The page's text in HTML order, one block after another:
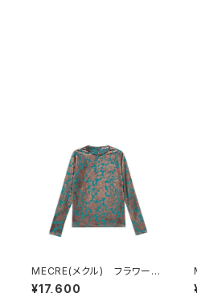
MECRE(メクル) フラワーオ
パールモックネックプルオーバ
¥17,600